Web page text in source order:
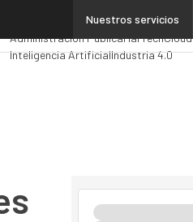
Nuestros servicios
Premios ComputingAnalytics
Administración PúblicaMarTechCloud
Inteligencia ArtificialIndustria 4.0